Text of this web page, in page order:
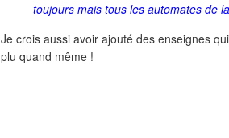
toujours mais tous les automates de
Je crois aussi avoir ajouté des enseignes
plu quand même !